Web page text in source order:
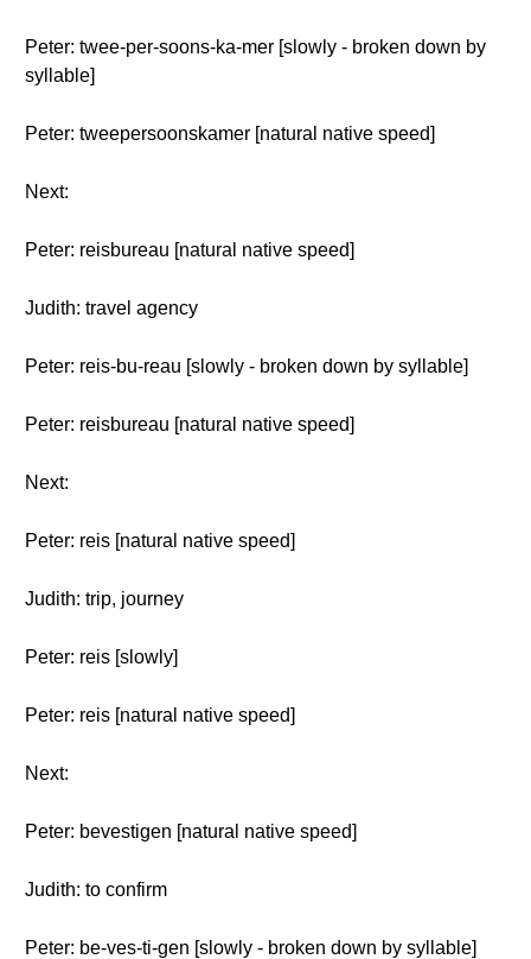
Peter: twee-per-soons-ka-mer [slowly - broken down by
syllable]
Peter: tweepersoonskamer [natural native speed]
Next:
Peter: reisbureau [natural native speed]
Judith: travel agency
Peter: reis-bu-reau [slowly - broken down by syllable]
Peter: reisbureau [natural native speed]
Next:
Peter: reis [natural native speed]
Judith: trip, journey
Peter: reis [slowly]
Peter: reis [natural native speed]
Next:
Peter: bevestigen [natural native speed]
Judith: to confirm
Peter: be-ves-ti-gen [slowly - broken down by syllable]